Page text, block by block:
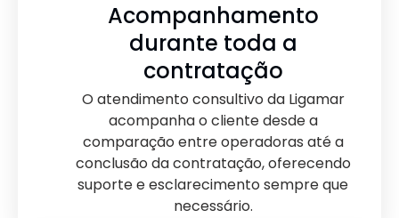
Acompanhamento
durante toda a
contratação
O atendimento consultivo da Ligamar
acompanha o cliente desde a
comparação entre operadoras até a
conclusão da contratação, oferecendo
suporte e esclarecimento sempre que
necessário.